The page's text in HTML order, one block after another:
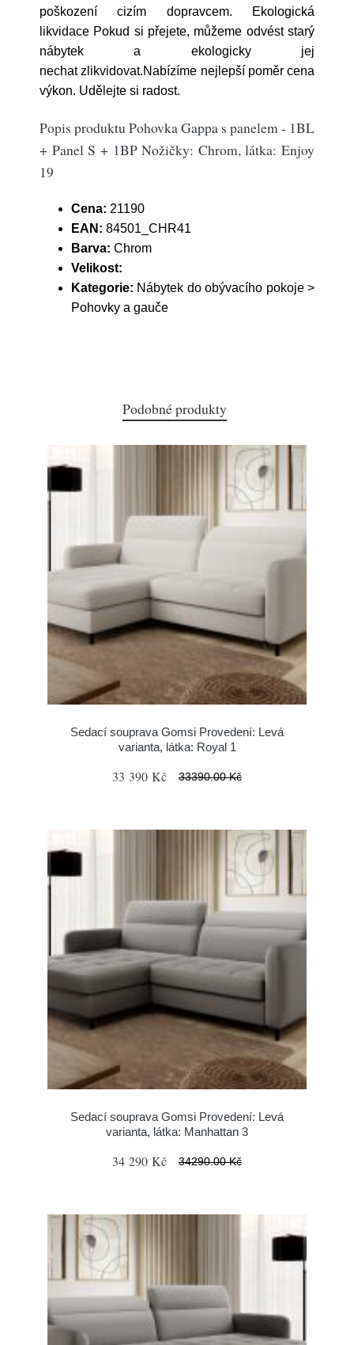
poškození cizím dopravcem. Ekologická
likvidace Pokud si přejete, můžeme odvést starý
nábytek a ekologicky jej
nechat zlikvidovat.Nabízíme nejlepší poměr cena
výkon. Udělejte si radost.
Popis produktu Pohovka Gappa s panelem - 1BL
+ Panel S + 1BP Nožičky: Chrom, látka: Enjoy
19
Cena: 21190
EAN: 84501_CHR41
Barva: Chrom
Velikost:
Kategorie: Nábytek do obývacího pokoje >
Pohovky a gauče
Podobné produkty
Sedací souprava Gomsi Provedení: Levá
varianta, látka: Royal 1
33 390 Kč 33390.00 Kč
Sedací souprava Gomsi Provedení: Levá
varianta, látka: Manhattan 3
34 290 Kč 34290.00 Kč